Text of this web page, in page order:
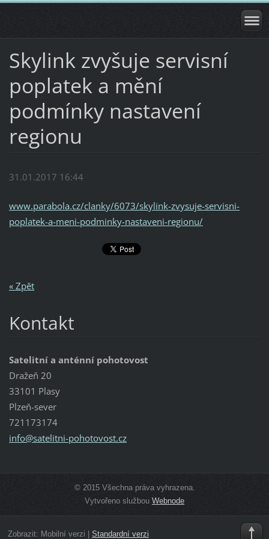
Skylink zvyšuje servisní
poplatek a mění
podmínky nastavení
regionu
31.01.2017 16:44
www.parabola.cz/clanky/6073/skylink-zvysuje-servisni-
poplatek-a-meni-podminky-nastaveni-regionu/
« Zpět
Kontakt
Satelitní a anténní pohotovost
Dražeň 20
33101 Plasy
Plzeň-sever
721173174
info@satelitni-pohotovost.cz
© 2015 Všechna práva vyhrazena.
Vytvořeno službou Webnode
Zobrazit: Mobilní verzi Standardní verzi